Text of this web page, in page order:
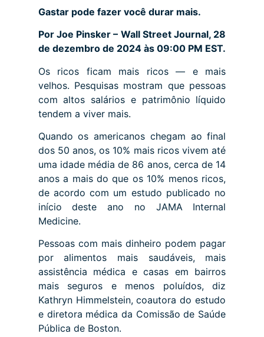
Gastar pode fazer você durar mais.
Por Joe Pinsker – Wall Street Journal, 28
de dezembro de 2024 às 09:00 PM EST.
Os ricos ficam mais ricos — e mais
velhos. Pesquisas mostram que pessoas
com altos salários e patrimônio líquido
tendem a viver mais.
Quando os americanos chegam ao final
dos 50 anos, os 10% mais ricos vivem até
uma idade média de 86 anos, cerca de 14
anos a mais do que os 10% menos ricos,
de acordo com um estudo publicado no
início deste ano no JAMA Internal
Medicine.
Pessoas com mais dinheiro podem pagar
por alimentos mais saudáveis, mais
assistência médica e casas em bairros
mais seguros e menos poluídos, diz
Kathryn Himmelstein, coautora do estudo
e diretora médica da Comissão de Saúde
Pública de Boston.